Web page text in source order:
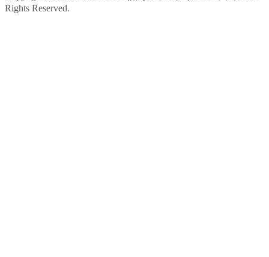
Rights Reserved.